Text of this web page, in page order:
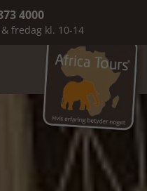
4000
fredag kl. 10-14